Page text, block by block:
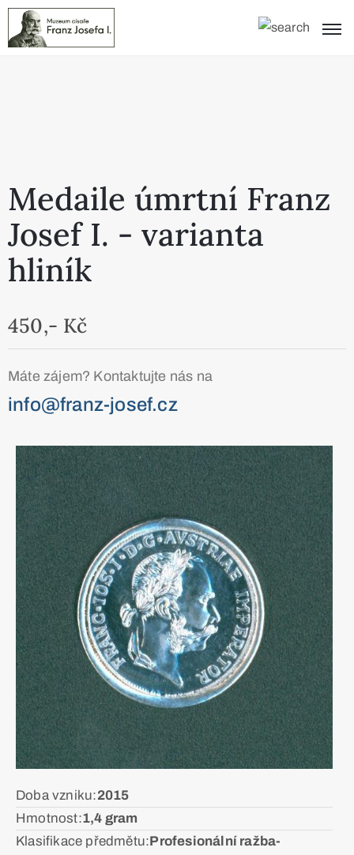
Medaile úmrtní Franz
Josef I. - varianta
hliník
450,- Kč
Máte zájem? Kontaktujte nás na
info@franz-josef.cz
Doba vzniku:ㅤ2015
Hmotnost:ㅤ1,4 gram
Klasifikace předmětu:ㅤProfesionální ražba-